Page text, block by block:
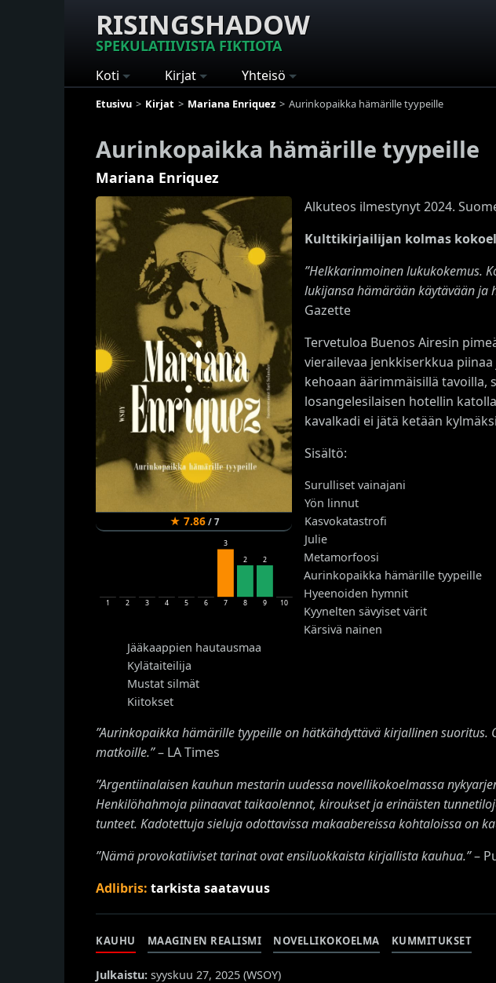
RISINGSHADOW
SPEKULATIIVISTA FIKTIOTA
Koti Kirjat Yhteisö
Etusivu Kirjat Mariana Enriquez Aurinkopaikka hämärille tyypeille
Aurinkopaikka hämärille tyypeille
Mariana Enriquez
★ 7.86/ 7
1 2 3 4 5 6
3
7
2
8
2
9 10
Alkuteos ilmestynyt 2024.
Kulttikirjailijan kolmas
”Helkkarinmoinen lukukokemus.
lukijansa hämärään käytävään ja
Gazette
Tervetuloa Buenos Airesin
vierailevaa jenkkiserkkua
kehoaan äärimmäisillä
losangelesilaisen hotellin
kavalkadi ei jätä ketään
Sisältö:
Surulliset vainajani
Yön linnut
Kasvokatastrofi
Julie
Metamorfoosi
Aurinkopaikka hämärille tyypeille
Hyeenoiden hymnit
Kyynelten sävyiset värit
Kärsivä nainen
Jääkaappien hautausmaa
Kylätaiteilija
Mustat silmät
Kiitokset
”Aurinkopaikka hämärille tyypeille on hätkähdyttävä kirjallinen
matkoille.”– LA Times
”Argentiinalaisen kauhun mestarin uudessa novellikokoelmassa
Henkilöhahmoja piinaavat taikaolennot, kiroukset ja erinäisten
tunteet. Kadotettuja sieluja odottavissa makaabereissa kohtaloissa on
”Nämä provokatiiviset tarinat ovat ensiluokkaista kirjallista kauhua.”–
Adlibris: tarkista saatavuus
KAUHU MAAGINEN REALISMI NOVELLIKOKOELMA KUMMITUKSET
Julkaistu: syyskuu 27, 2025 (WSOY)